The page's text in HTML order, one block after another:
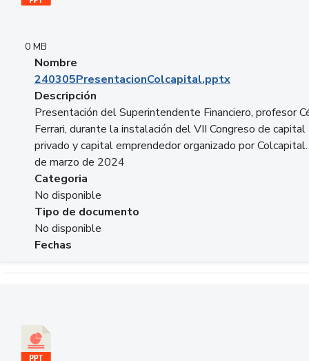
0 MB
Nombre
240305PresentacionColcapital.pptx
Descripción
Presentación del Superintendente Financiero, profesor
Ferrari, durante la instalación del VII Congreso de capital
privado y capital emprendedor organizado por
de marzo de 2024
Categoria
No disponible
Tipo de documento
No disponible
Fechas